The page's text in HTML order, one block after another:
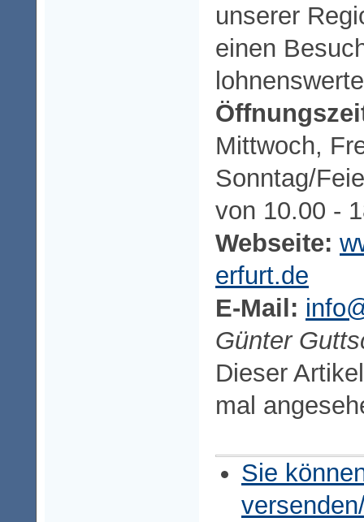
unserer
einen
Mittwoch,
Sonntag/
von 10.00 -
Webseite:
erfurt.de
E-Mail:
Günter
Dieser
mal
Sie